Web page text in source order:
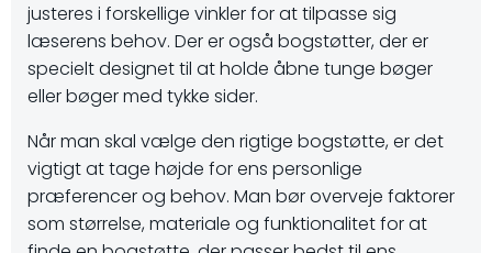
justeres i forskellige vinkler for at tilpasse sig
læserens behov. Der er også bogstøtter, der er
specielt designet til at holde åbne tunge bøger
eller bøger med tykke sider.
Når man skal vælge den rigtige bogstøtte, er det
vigtigt at tage højde for ens personlige
præferencer og behov. Man bør overveje faktorer
som størrelse, materiale og funktionalitet for at